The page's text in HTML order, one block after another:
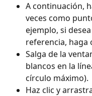
A continuación,
veces como
ejemplo, si
referencia, haga
Salga de la
blancos en la
círculo máximo).
Haz clic y